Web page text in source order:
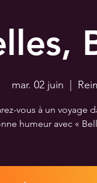
mar. 02 juin
  |
vous à un voyage
humeur avec «